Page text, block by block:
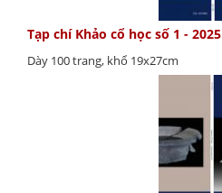
Tạp chí Khảo cổ học số 1 - 2025
Dày 100 trang, khổ 19x27cm